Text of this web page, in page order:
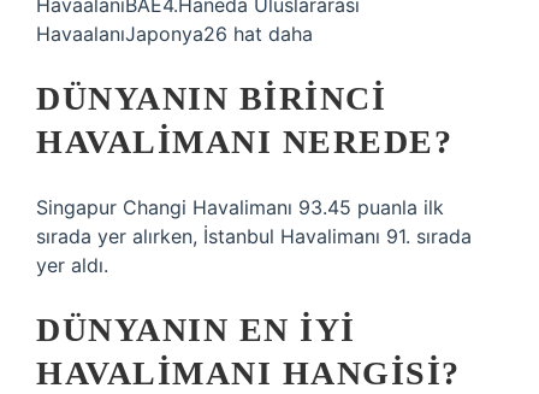
HavaalanıBAE4.Haneda Uluslararası
HavaalanıJaponya26 hat daha
DÜNYANIN BIRINCI
HAVALIMANI NEREDE?
Singapur Changi Havalimanı 93.45 puanla ilk
sırada yer alırken, İstanbul Havalimanı 91. sırada
yer aldı.
DÜNYANIN EN IYI
HAVALIMANI HANGISI?